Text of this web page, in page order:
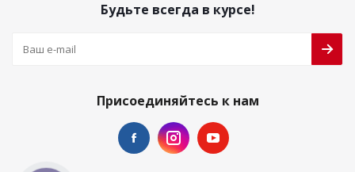
Будьте всегда в курсе!
Присоединяйтесь к нам